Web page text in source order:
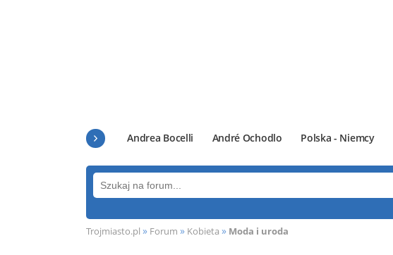
Andrea Bocelli André Ochodlo Polska - Niemcy
Trojmiasto.pl » Forum » Kobieta » Moda i uroda